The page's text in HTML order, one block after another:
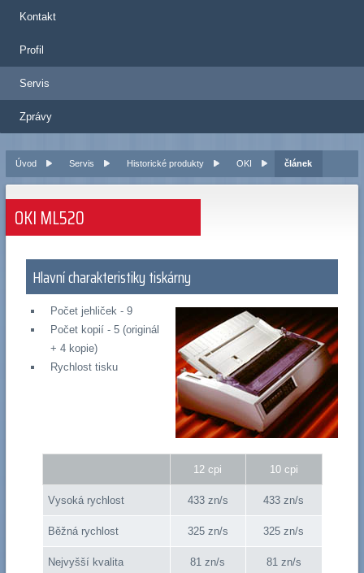
Kontakt
Profil
Servis
Zprávy
Úvod Servis Historické produkty OKI článek
OKI ML520
Hlavní charakteristiky tiskárny
Počet jehliček - 9
Počet kopií - 5 (originál
+ 4 kopie)
Rychlost tisku
12 cpi 10 cpi
Vysoká rychlost 433 zn/s 433 zn/s
Běžná rychlost 325 zn/s 325 zn/s
Nejvyšší kvalita 81 zn/s 81 zn/s